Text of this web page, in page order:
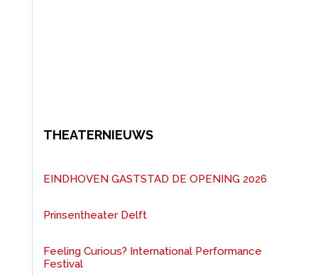
THEATERNIEUWS
EINDHOVEN GASTSTAD DE OPENING 2026
Prinsentheater Delft
Feeling Curious? International Performance
Festival